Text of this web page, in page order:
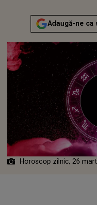
Adaugă-ne ca
Horoscop zilnic, 26